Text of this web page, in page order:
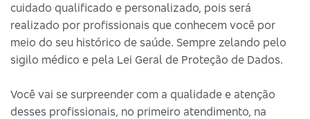
cuidado qualificado e personalizado, pois será
realizado por profissionais que conhecem você por
meio do seu histórico de saúde. Sempre zelando pelo
sigilo médico e pela Lei Geral de Proteção de Dados.
Você vai se surpreender com a qualidade e atenção
desses profissionais, no primeiro atendimento, na